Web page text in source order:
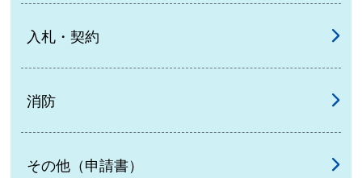
入札・契約
消防
その他（申請書）